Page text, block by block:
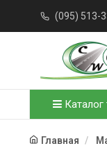
(095) 513-
Каталог
Главная